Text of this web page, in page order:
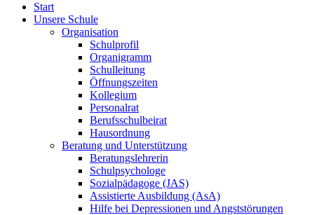
Start
Unsere Schule
Organisation
Schulprofil
Organigramm
Schulleitung
Öffnungszeiten
Kollegium
Personalrat
Berufsschulbeirat
Hausordnung
Beratung und Unterstützung
Beratungslehrerin
Schulpsychologe
Sozialpädagoge (JAS)
Assistierte Ausbildung (AsA)
Hilfe bei Depressionen und Angststörungen